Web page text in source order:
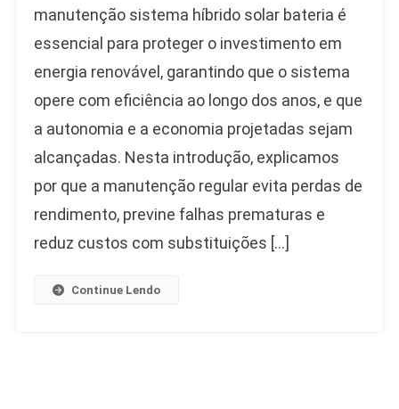
manutenção sistema híbrido solar bateria é
essencial para proteger o investimento em
energia renovável, garantindo que o sistema
opere com eficiência ao longo dos anos, e que
a autonomia e a economia projetadas sejam
alcançadas. Nesta introdução, explicamos
por que a manutenção regular evita perdas de
rendimento, previne falhas prematuras e
reduz custos com substituições […]
Continue Lendo